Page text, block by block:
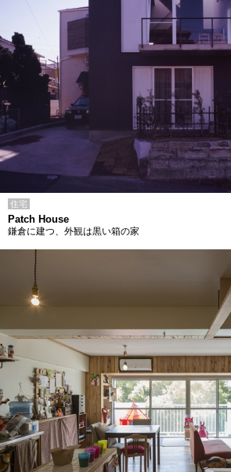
住宅
Patch House
鎌倉に建つ、外観は黒い箱の家